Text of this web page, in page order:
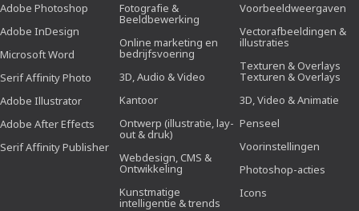
Adobe Photoshop
Adobe InDesign
Microsoft Word
Serif Affinity Photo
Adobe Illustrator
Adobe After Effects
Serif Affinity Publisher
Fotografie &
Beeldbewerking
Online marketing en
bedrijfsvoering
3D, Audio & Video
Kantoor
Ontwerp (illustratie, lay-
out & druk)
Webdesign, CMS &
Ontwikkeling
Kunstmatige
intelligentie & trends
Voorbeeldweergaven
Vectorafbeeldingen &
illustraties
Texturen & Overlays
Texturen & Overlays
3D, Video & Animatie
Penseel
Voorinstellingen
Photoshop-acties
Icons